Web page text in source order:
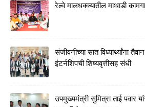
रेल्वे मालधक्क्यातील माथाडी
संजीवनीच्या सात विध्यार्थ्यांना
इंटर्नशिपची शिष्यवृत्तीसह संधी
उपमुख्यमंत्री सुमित्रा ताई पवार